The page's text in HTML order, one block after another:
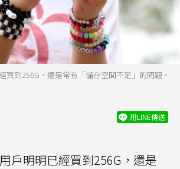
買到256G，還是常有「儲存空間不足」的問題。
用LINE傳送
用戶明明已經買到256G，還是